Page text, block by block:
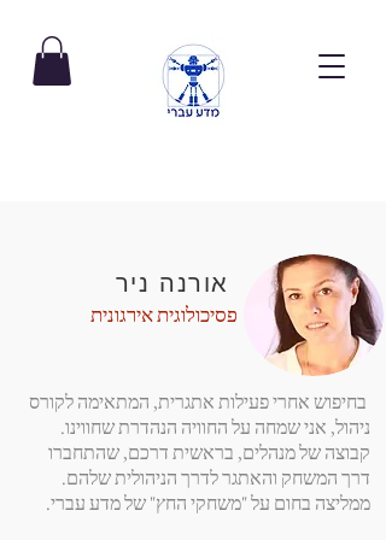
אורנה ניר
פסיכולוגית אירגונית
בחיפוש אחרי פעילות אתגרית, המתאימה לקורס
ניהול, אני שמחה על החוויה הנהדרת שחווינו.
קבוצה של מנהלים, בראשית דרכם, שהתחברו
דרך המשחק והאתגר לדרך הניהולית שלהם.
ממליצה בחום על "משחקי החץ" של מדע עברי.